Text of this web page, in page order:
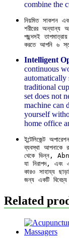
combine the
নিয়মিত সাকশন
শরীরের
পছন্দসই
করতে আপনি ৬
Intelligent
continuous
traditional
set does not
machine can
yourself
home office
ইন্টেলিজেন্ট
ব্যবস্থা আপনাকে
থেকে ভিন্ন,
যা নিরাপদ, এবং
কারও সাহায্য
জন্য একটি
Related